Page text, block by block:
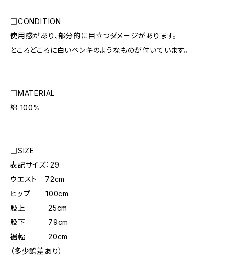
□CONDITION
使用感があり、部分的に目立つダメージがあります。
ところどころに白いペンキのようなものが付いています。
□MATERIAL
綿 100%
□SIZE
表記サイズ：29
ウエスト 72cm
ヒップ 100cm
股上 25cm
股下 79cm
裾幅 20cm
（多少誤差あり）